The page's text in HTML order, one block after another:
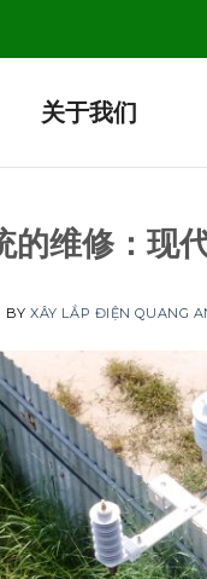
关于我们
的维修：现
BYXÂY LẮP ĐIỆN QUANG